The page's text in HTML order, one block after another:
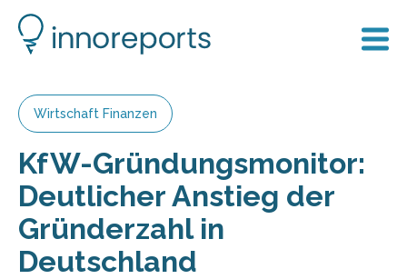
Wirtschaft Finanzen
KfW-Gründungsmonitor:
Deutlicher Anstieg der
Gründerzahl in
Deutschland